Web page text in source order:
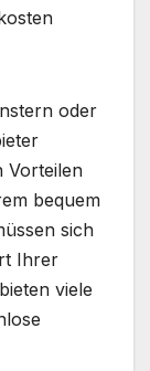
oder
Vorteilen
bequem
sich
Ihrer
viele